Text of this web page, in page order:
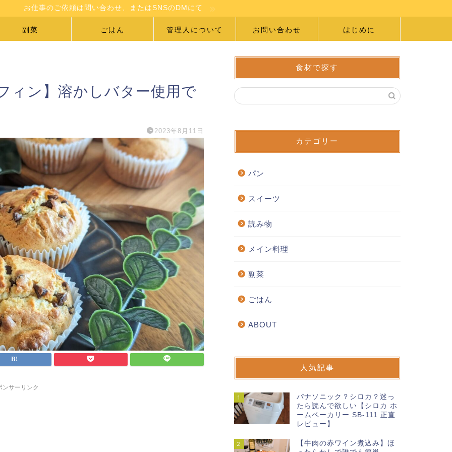
お仕事のご依頼は問い合わせ、またはSNSのDMにて
副菜 ごはん 管理人について お問い合わせ はじめに
ィン】溶かしバター使用で
2023年8月11日
ンサーリンク
食材で探す
カテゴリー
パン
スイーツ
読み物
メイン料理
副菜
ごはん
ABOUT
人気記事
1
パナソニック？シロカ？迷っ
たら読んで欲しい【シロカ ホ
ームベーカリー SB-111 正直
レビュー】
2
【牛肉の赤ワイン煮込み】ほ